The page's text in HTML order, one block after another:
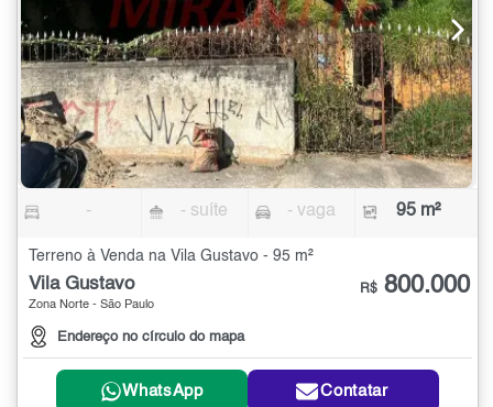
- - suíte - vaga 95 m²
Terreno à Venda na Vila Gustavo - 95 m²
Vila Gustavo
Zona Norte - São Paulo
Endereço no círculo do mapa
R$ 800.000
WhatsApp Contatar